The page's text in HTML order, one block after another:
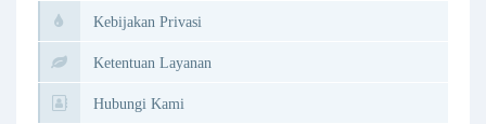
Kebijakan Privasi
Ketentuan Layanan
Hubungi Kami